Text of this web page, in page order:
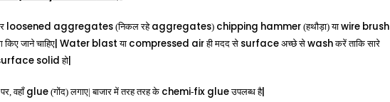
loosened aggregates (निकल रहे aggregates) chipping hammer (हथौड़ा) या wire brush
जाने चाहिए| Water blast या compressed airही मदद से surface अच्छे से washकरें ताकि सारे
solid हो|
वहाँ glue (गोंद) लगाए| बाजार में तरह तरह के chemi-fix glueउपलब्ध है|